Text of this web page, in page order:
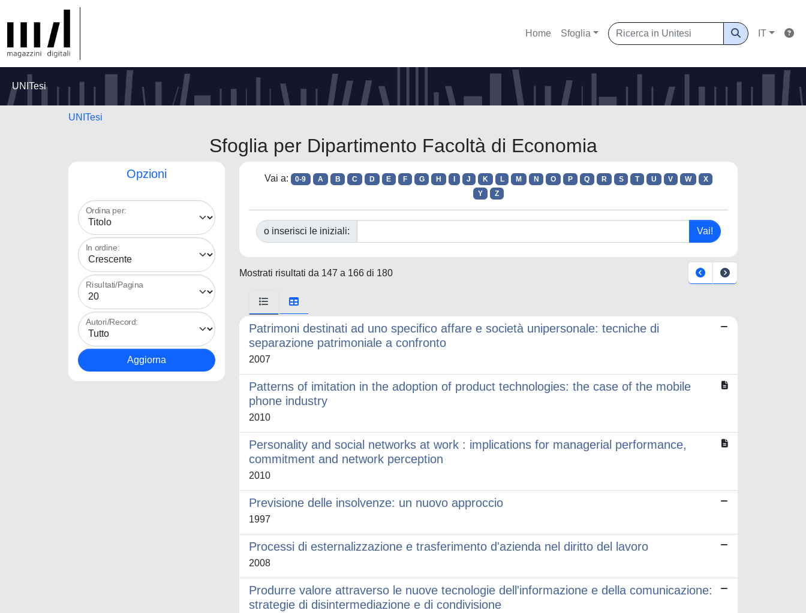
Home Sfoglia IT
UNITesi
UNITesi
Sfoglia per Dipartimento Facoltà di Economia
Opzioni
Ordina per:
In ordine:
Risultati/Pagina
Autori/Record:
Vai a: 0-9 A B C D E F G H J K L M N O P Q R S T U V W
X
Y
Z
o inserisci le iniziali:
Mostrati risultati da 147 a 166 di 180
Patrimoni destinati ad uno specifico affare e società unipersonale: tecniche di
separazione patrimoniale a confronto
2007
Patterns of imitation in the adoption of product technologies: the case of the mobile
phone industry
2010
Personality and social networks at work : implications for managerial performance,
commitment and network perception
2010
Previsione delle insolvenze: un nuovo approccio
1997
Processi di esternalizzazione e trasferimento d'azienda nel diritto del lavoro
2008
Produrre valore attraverso le nuove tecnologie dell'informazione e della comunicazione:
strategie di disintermediazione e di condivisione